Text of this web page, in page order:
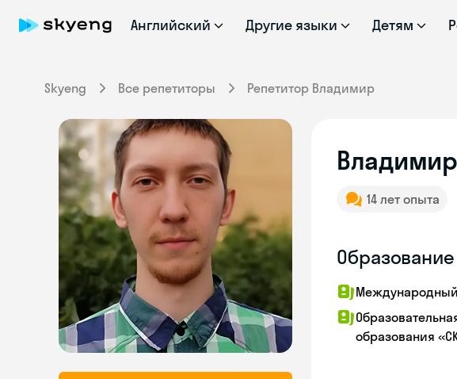
Английский Другие языки Детям
Skyeng Все репетиторы Репетитор Владимир
Владимир
14 лет опыта
Образование
образования